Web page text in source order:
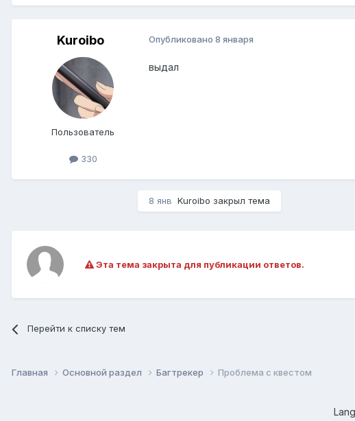
Kuroibo
Пользователь
330
Опубликовано 8 января
выдал
8 янв Kuroibo закрыл тема
Эта тема закрыта для публикации ответов.
Перейти к списку тем
Главная Основной раздел Багтрекер Проблема с квестом